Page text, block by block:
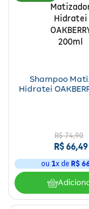
Shampoo
Hidratei
R$ 74,90
R$66,49
ou 1x de R$